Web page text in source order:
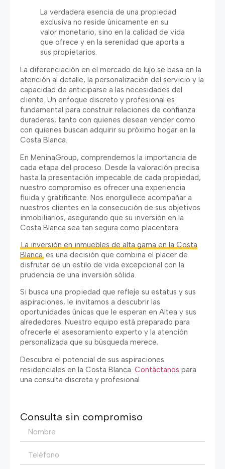
La verdadera esencia de una propiedad
exclusiva no reside únicamente en su
valor monetario, sino en la calidad de vida
que ofrece y en la serenidad que aporta a
sus propietarios.
La diferenciación en el mercado de lujo se basa en la
atención al detalle, la personalización del servicio y la
capacidad de anticiparse a las necesidades del
cliente. Un enfoque discreto y profesional es
fundamental para construir relaciones de confianza
duraderas, tanto con quienes desean vender como
con quienes buscan adquirir su próximo hogar en la
Costa Blanca.
En MeninaGroup, comprendemos la importancia de
cada etapa del proceso. Desde la valoración precisa
hasta la presentación impecable de cada propiedad,
nuestro compromiso es ofrecer una experiencia
fluida y gratificante. Nos enorgullece acompañar a
nuestros clientes en la consecución de sus objetivos
inmobiliarios, asegurando que su inversión en la
Costa Blanca sea tan segura como placentera.
La inversión en inmuebles de alta gama en la Costa
Blancaes una decisión que combina el placer de
disfrutar de un estilo de vida excepcional con la
prudencia de una inversión sólida.
Si busca una propiedad que refleje su estatus y sus
aspiraciones, le invitamos a descubrir las
oportunidades únicas que le esperan en Altea y sus
alrededores. Nuestro equipo está preparado para
ofrecerle el asesoramiento experto y la atención
personalizada que su búsqueda merece.
Descubra el potencial de sus aspiraciones
residenciales en la Costa Blanca. Contáctanos para
una consulta discreta y profesional.
Consulta sin compromiso